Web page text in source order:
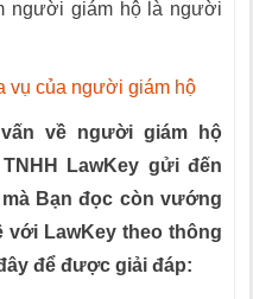
người giám hộ là người
vụ của người giám hộ
về người giám hộ
LawKey gửi đến
Bạn đọc còn vướng
với LawKey theo thông
để được giải đáp: